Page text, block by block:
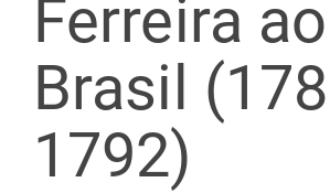
Ferreira ao
Brasil
1792)